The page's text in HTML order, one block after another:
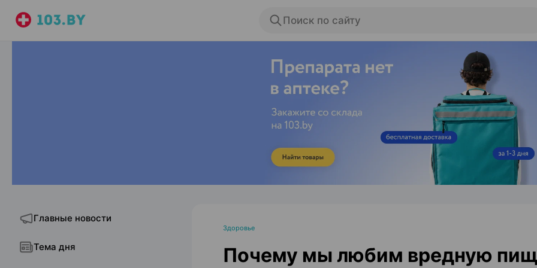
Поиск по сайту
ЭФФЕКТИВНАЯ РЕКЛАМА НА САЙТЕ
Главные новости
Тема дня
Здоровье
Почему мы любим вредную